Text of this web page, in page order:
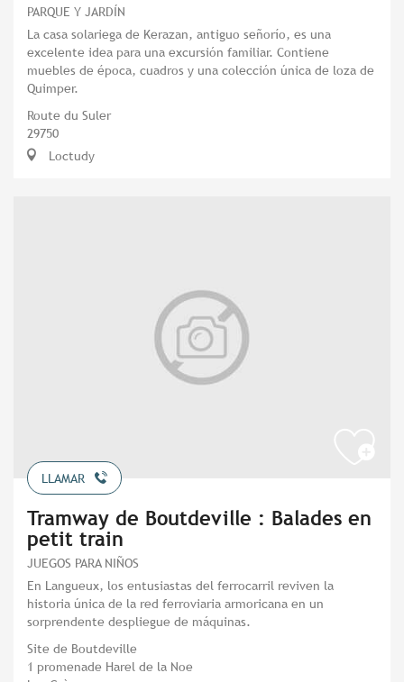
PARQUE Y JARDÍN
La casa solariega de Kerazan, antiguo señorío, es una
excelente idea para una excursión familiar. Contiene
muebles de época, cuadros y una colección única de loza de
Quimper.
Route du Suler
29750
Loctudy
LLAMAR
Tramway de Boutdeville : Balades en
petit train
JUEGOS PARA NIÑOS
En Langueux, los entusiastas del ferrocarril reviven la
historia única de la red ferroviaria armoricana en un
sorprendente despliegue de máquinas.
Site de Boutdeville
1 promenade Harel de la Noe